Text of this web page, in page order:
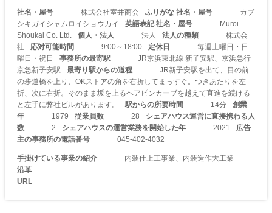
社名・屋号 株式会社室井商会 ふりがな 社名・屋号
カブ
シキガイシャムロイショウカイ
英語表記 社名・屋号
Muroi
Shoukai Co. Ltd.
個人・法人 法人 法人の種類
株式会
社
応対可能時間 9:00～18:00 定休日
毎週土曜日・日
曜日・祝日
事務所の最寄駅
JR京浜東北線 新子安駅、京浜急行
京急新子安駅
最寄り駅からの道程
JR新子安駅を出て、目の前
の歩道橋を上り、OKストアの角を右折してまっすぐ。つきあたりを左
折、次に右折。そのまま坂を上るヘアピンカーブを越えて直進を続ける
と左手に弊社ビルがあります。
駅からの所要時間 14分
創業
年
1979 従業員数 28
シェアハウス運営に直接携わる人
数
2 シェアハウスの運営業務を開始した年 2021
広告
主の事務所の電話番号
045-402-4032
手掛けている事業の紹介
内装仕上工事業、内装造作大工業
沿革
URL